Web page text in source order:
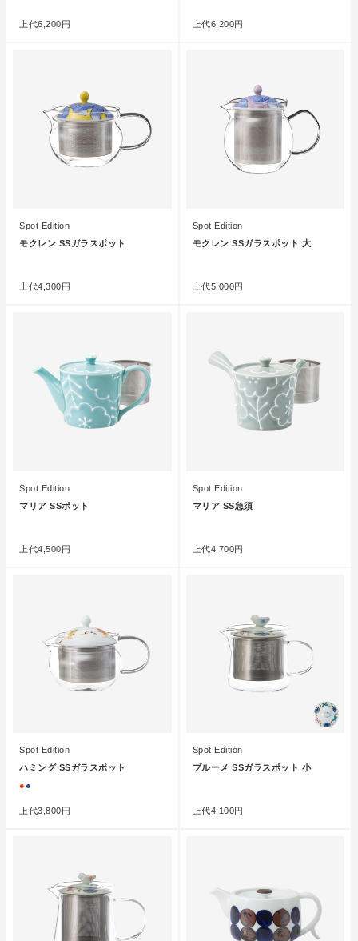
上代6,200円 上代6,200円
Spot Edition
モクレン SSガラスポット
上代4,300円
Spot Edition
モクレン SSガラスポット 大
上代5,000円
Spot Edition
マリア SSポット
上代4,500円
Spot Edition
マリア SS急須
上代4,700円
Spot Edition
ハミング SSガラスポット
● ●
上代3,800円
Spot Edition
ブルーメ SSガラスポット 小
上代4,100円